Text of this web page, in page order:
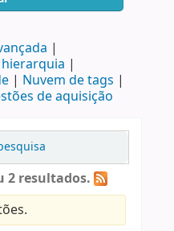
Nuvem de tags
de aquisição
2 resultados.